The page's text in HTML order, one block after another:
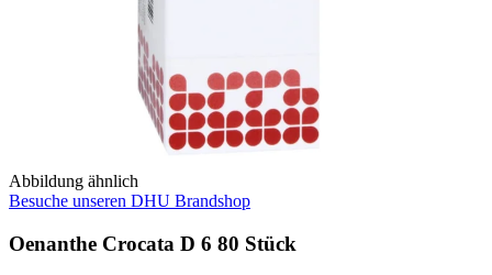
Abbildung ähnlich
Besuche unseren DHU Brandshop
Oenanthe Crocata D 6 80 Stück